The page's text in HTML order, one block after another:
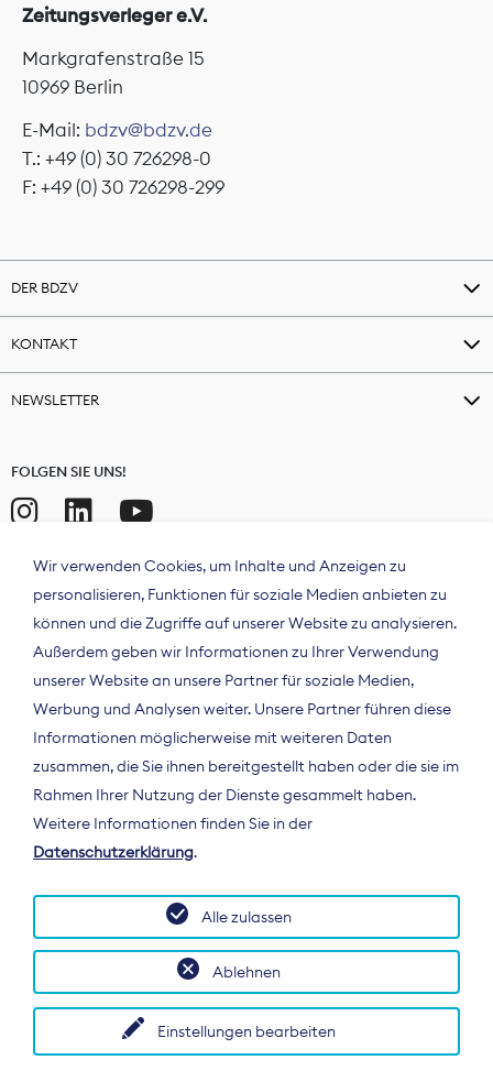
Zeitungsverleger e.V.
Markgrafenstraße 15
10969 Berlin
E-Mail: bdzv@bdzv.de
T.: +49 (0) 30 726298-0
F: +49 (0) 30 726298-299
DER BDZV
KONTAKT
NEWSLETTER
FOLGEN SIE UNS!
Der Bundesverband Digitalpublisher und
Zeitungsverleger (BDZV) vertritt als
Spitzenorganisation die Interessen der
Deutschland und auf EU-Ebene.
© 2026 BDZV. All rights reserved.
Wir verwenden Cookies, um Inhalte und Anzeigen zu
personalisieren, Funktionen für soziale Medien anbieten zu
können und die Zugriffe auf unserer Website zu analysieren.
Außerdem geben wir Informationen zu Ihrer Verwendung
unserer Website an unsere Partner für soziale Medien,
Werbung und Analysen weiter. Unsere Partner führen diese
Informationen möglicherweise mit weiteren Daten
zusammen, die Sie ihnen bereitgestellt haben oder die sie im
Rahmen Ihrer Nutzung der Dienste gesammelt haben.
Weitere Informationen finden Sie in der
Datenschutzerklärung.
Einstellungen bearbeiten
Ablehnen
Alle zulassen